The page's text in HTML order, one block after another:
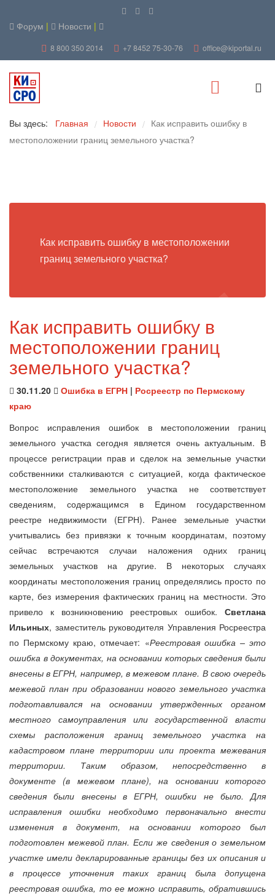
Форум | Новости |
8 800 350 2014 +7 8452 75-30-76 office@kiportal.ru
Вы здесь: Главная / Новости / Как исправить ошибку в
местоположении границ земельного участка?
Как исправить ошибку в местоположении
границ земельного участка?
Как исправить ошибку в
местоположении границ
земельного участка?
30.11.20 Ошибка в ЕГРН | Росреестр по Пермскому
краю
Вопрос исправления ошибок в местоположении границ
земельного участка сегодня является очень актуальным. В
процессе регистрации прав и сделок на земельные участки
собственники сталкиваются с ситуацией, когда фактическое
местоположение земельного участка не соответствует
сведениям, содержащимся в Едином государственном
реестре недвижимости (ЕГРН). Ранее земельные участки
учитывались без привязки к точным координатам, поэтому
сейчас встречаются случаи наложения одних границ
земельных участков на другие. В некоторых случаях
координаты местоположения границ определялись просто по
карте, без измерения фактических границ на местности. Это
привело к возникновению реестровых ошибок. Светлана
Ильиных, заместитель руководителя Управления Росреестра
по Пермскому краю, отмечает: «Реестровая ошибка – это
ошибка в документах, на основании которых сведения были
внесены в ЕГРН, например, в межевом плане. В свою очередь
межевой план при образовании нового земельного участка
подготавливался на основании утвержденных органом
местного самоуправления или государственной власти
схемы расположения границ земельного участка на
кадастровом плане территории или проекта межевания
территории. Таким образом, непосредственно в
документе (в межевом плане), на основании которого
сведения были внесены в ЕГРН, ошибки не было. Для
исправления ошибки необходимо первоначально внести
изменения в документ, на основании которого был
подготовлен межевой план. Если же сведения о земельном
участке имели декларированные границы без их описания и
в процессе уточнения таких границ была допущена
реестровая ошибка, то ее можно исправить, обратившись